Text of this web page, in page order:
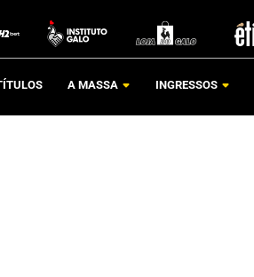
A MASSA INGRESSOS